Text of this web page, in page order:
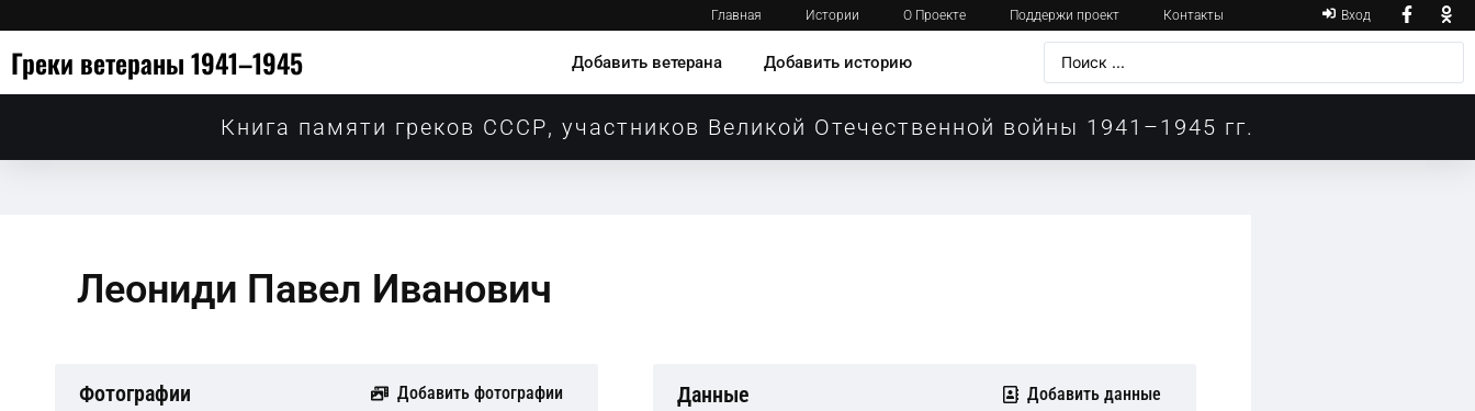
Главная Истории О Проекте Поддержи проект Контакты Вход
Греки ветераны 1941–1945 Добавить ветерана Добавить историю
Книга памяти греков СССР, участников Великой Отечественной войны 1941–1945 гг.
Леониди Павел Иванович
Фотографии Добавить фотографии Данные Добавить данные